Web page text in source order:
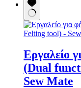
Εργαλείο
(Dual
Sew Mate